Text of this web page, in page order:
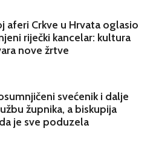
aferi Crkve u Hrvata oglasio
riječki kancelar: kultura
nove žrtve
svećenik i dalje
župnika, a biskupija
je sve poduzela